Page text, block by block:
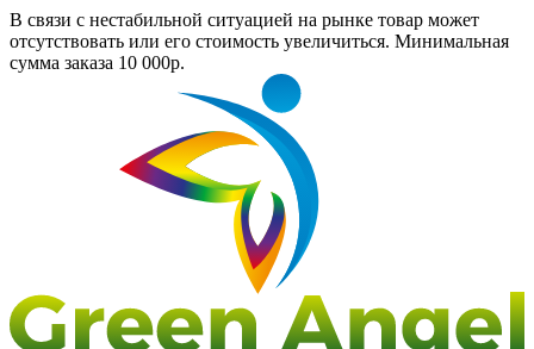
В связи с нестабильной ситуацией на рынке товар может
отсутствовать или его стоимость увеличиться. Минимальная
сумма заказа 10 000р.